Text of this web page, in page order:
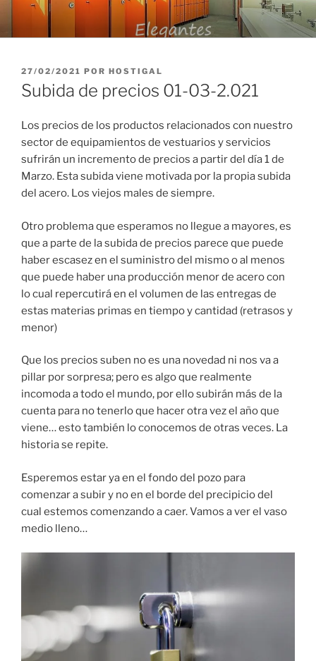
Saltar
contenido
PUBLICADO
EL
27/02/2021 POR HOSTIGAL
Subida de precios 01-03-2.021
Los precios de los productos relacionados con nuestro
sector de equipamientos de vestuarios y servicios
sufrirán un incremento de precios a partir del día 1 de
Marzo. Esta subida viene motivada por la propia subida
del acero. Los viejos males de siempre.
Otro problema que esperamos no llegue a mayores, es
que a parte de la subida de precios parece que puede
haber escasez en el suministro del mismo o al menos
que puede haber una producción menor de acero con
lo cual repercutirá en el volumen de las entregas de
estas materias primas en tiempo y cantidad (retrasos y
menor)
Que los precios suben no es una novedad ni nos va a
pillar por sorpresa; pero es algo que realmente
incomoda a todo el mundo, por ello subirán más de la
cuenta para no tenerlo que hacer otra vez el año que
viene… esto también lo conocemos de otras veces. La
historia se repite.
Esperemos estar ya en el fondo del pozo para
comenzar a subir y no en el borde del precipicio del
cual estemos comenzando a caer. Vamos a ver el vaso
medio lleno…